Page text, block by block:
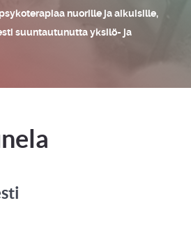
nuorille ja aikuisille,
suuntautunutta yksilö- ja